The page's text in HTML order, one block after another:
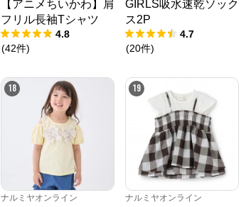
【アニメちいかわ】肩
フリル長袖Tシャツ
4.8
(42件)
GIRLS吸水速乾ソック
ス2P
4.7
(20件)
18
ナルミヤオンライン
19
ナルミヤオンライン